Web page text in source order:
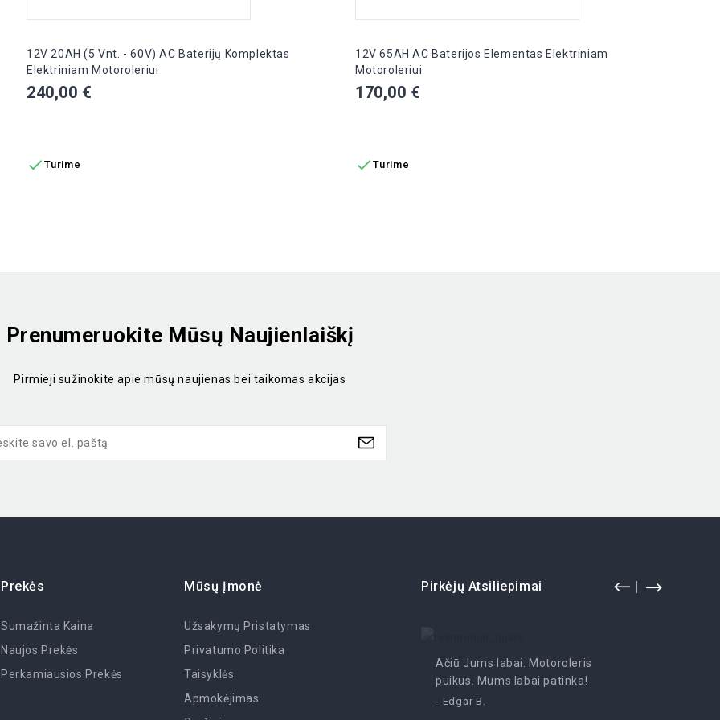
12V 20AH (5 Vnt. - 60V) AC Baterijų Komplektas
Elektriniam Motoroleriui
Kaina
240,00 €
 Turime
12V 65AH AC Baterijos Elementas Elektriniam
Motoroleriui
Kaina
170,00 €
 Turime
Prenumeruokite Mūsų Naujienlaiškį
Pirmieji sužinokite apie mūsų naujienas bei taikomas akcijas
Prekės
Sumažinta Kaina
Naujos Prekės
Perkamiausios Prekės
Mūsų Įmonė
Užsakymų Pristatymas
Privatumo Politika
Taisyklės
Apmokėjimas
Pirkėjų Atsiliepimai
Ačiū Jums labai. Motoroleris
puikus. Mums labai patinka!
- Edgar B.